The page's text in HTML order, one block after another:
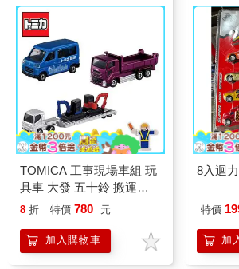
TOMICA 工事現場車組 玩
具車 大發 五十鈴 搬運車
DAIHATSU ISUZU 多美小
8 折 特價 780 元
加入購物車
8入迴
特價
加